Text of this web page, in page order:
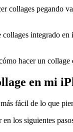
collages pegando
integrado en
hacer un
en mi
fácil de lo que
los siguientes